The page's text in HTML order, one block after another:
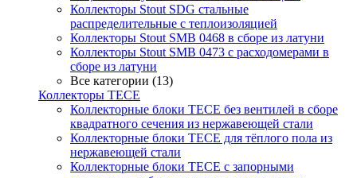
Коллекторы Stout SDG стальные
распределительные с теплоизоляцией
Коллекторы Stout SMB 0468 в сборе из латуни
Коллекторы Stout SMB 0473 с расходомерами в
сборе из латуни
Все категории (13)
Коллекторы TECE
Коллекторные блоки TECE без вентилей в сборе
квадратного сечения из нержавеющей стали
Коллекторные блоки TECE для тёплого пола из
нержавеющей стали
Коллекторные блоки TECE с запорными